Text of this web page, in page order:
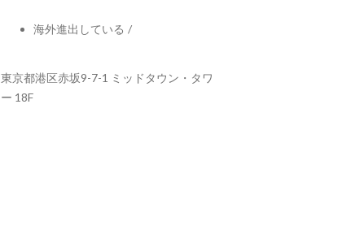
海外進出している /
東京都港区赤坂9-7-1 ミッドタウン・タワ
ー 18F